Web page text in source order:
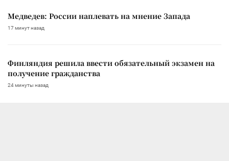
Медведев: России наплевать на мнение Запада
17 минут назад
Финляндия решила ввести обязательный экзамен на
получение гражданства
24 минуты назад